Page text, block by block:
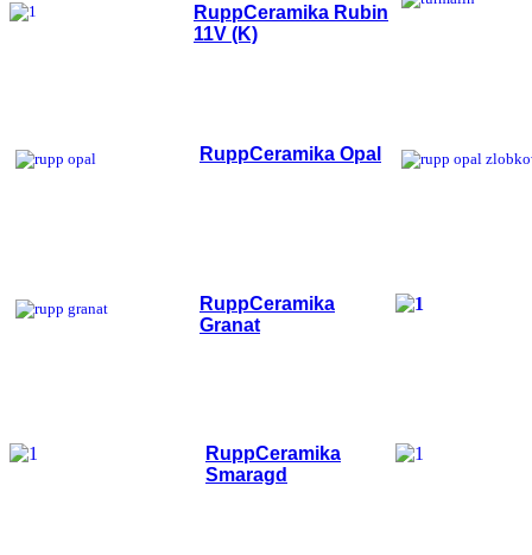
RuppCeramika Rubin
11V (K)
RuppCeramika Opal
RuppCeramika
Granat
RuppCeramika
Smaragd